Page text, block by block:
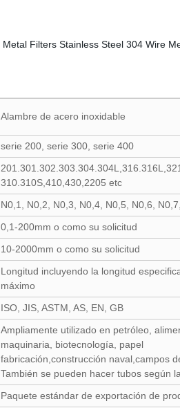
Alambre de acero inoxidable
serie 200, serie 300, serie 400
310.310S,410,430,2205 etc
N0,1, N0,2, N0,3, N0,4, N0,5, N0,6,
0,1-200mm o como su solicitud
10-2000mm o como su solicitud
Longitud incluyendo la longitud
máximo
ISO, JIS, ASTM, AS, EN, GB
Ampliamente utilizado en petróleo,
maquinaria, biotecnología, papel
fabricación,construcción naval,campos
También se pueden hacer tubos según
Paquete estándar de exportación de